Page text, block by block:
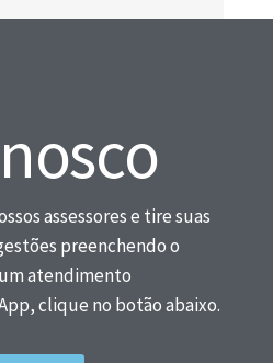
assessores e tire suas
preenchendo o
atendimento
clique no botão abaixo.